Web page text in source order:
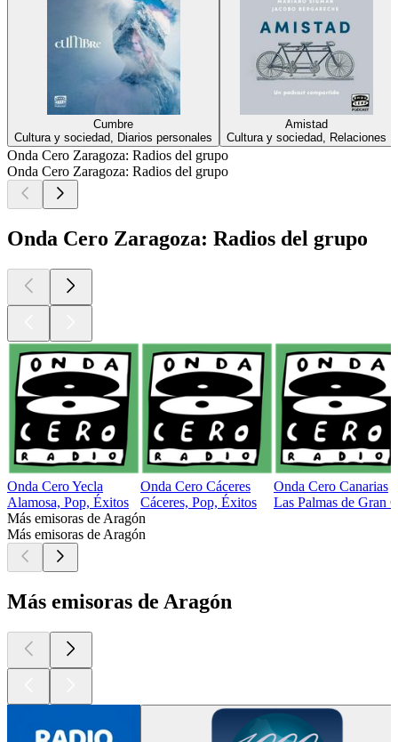
Cumbre
Cultura y sociedad, Diarios personales
Amistad
Cultura y sociedad, Relaciones
Onda Cero Zaragoza: Radios del grupo
Onda Cero Zaragoza: Radios del grupo
Onda Cero Zaragoza: Radios del grupo
Onda Cero Yecla
Alamosa, Pop, Éxitos
Onda Cero Cáceres
Cáceres, Pop, Éxitos
Onda Cero Canarias
Las Palmas de Gran
Más emisoras de Aragón
Más emisoras de Aragón
Más emisoras de Aragón